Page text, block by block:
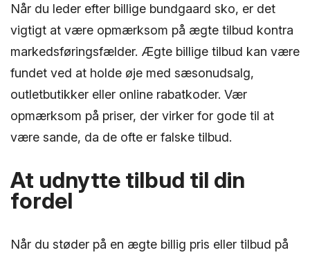
Når du leder efter billige bundgaard sko, er det
vigtigt at være opmærksom på ægte tilbud kontra
markedsføringsfælder. Ægte billige tilbud kan være
fundet ved at holde øje med sæsonudsalg,
outletbutikker eller online rabatkoder. Vær
opmærksom på priser, der virker for gode til at
være sande, da de ofte er falske tilbud.
At udnytte tilbud til din
fordel
Når du støder på en ægte billig pris eller tilbud på